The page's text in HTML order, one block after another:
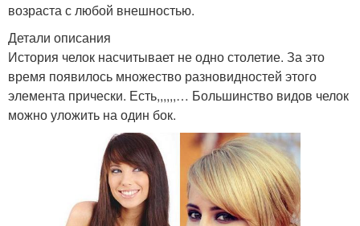
возраста с любой внешностью.
Детали описания
История челок насчитывает не одно столетие. За это
время появилось множество разновидностей этого
элемента прически. Есть,,,,,,… Большинство видов челок
можно уложить на один бок.